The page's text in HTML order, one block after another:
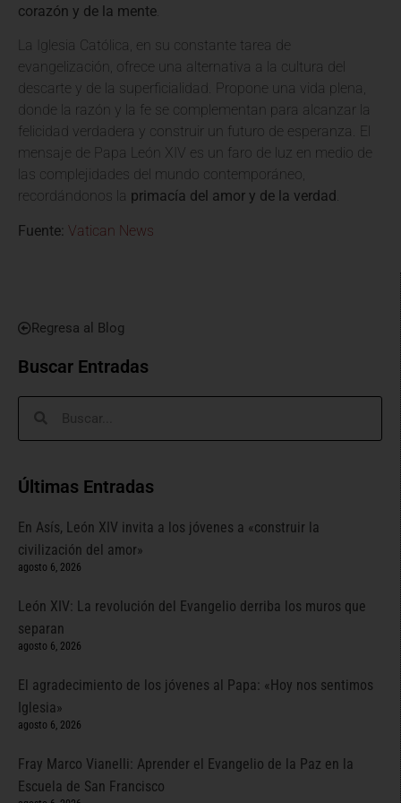
Regresa al Blog
Buscar Entradas
Últimas Entradas
En Asís, León XIV invita a los jóvenes a «construir la
civilización del amor»
agosto 6, 2026
León XIV: La revolución del Evangelio derriba los muros que
separan
agosto 6, 2026
El agradecimiento de los jóvenes al Papa: «Hoy nos sentimos
Iglesia»
agosto 6, 2026
Fray Marco Vianelli: Aprender el Evangelio de la Paz en la
Escuela de San Francisco
corazón y de la mente
La Iglesia Católica, en su constante tarea de
evangelización, ofrece una alternativa a la cultura del
descarte y de la superficialidad. Propone una vida plena,
donde la razón y la fe se complementan para alcanzar la
felicidad verdadera y construir un futuro de esperanza. El
mensaje de Papa León XIV es un faro de luz en medio de
las complejidades del mundo contemporáneo,
recordándonos la primacía del amor y de la verdad.
Fuente: Vatican News